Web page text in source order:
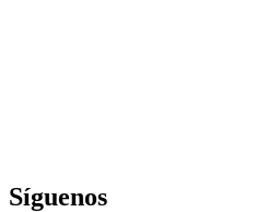
Síguenos